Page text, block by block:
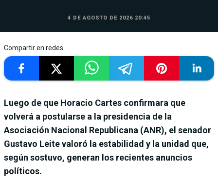
4 DE AGOSTO DE 2026 20:45
Compartir en redes
Luego de que Horacio Cartes confirmara que
volverá a postularse a la presidencia de la
Asociación Nacional Republicana (ANR), el senador
Gustavo Leite valoró la estabilidad y la unidad que,
según sostuvo, generan los recientes anuncios
políticos.